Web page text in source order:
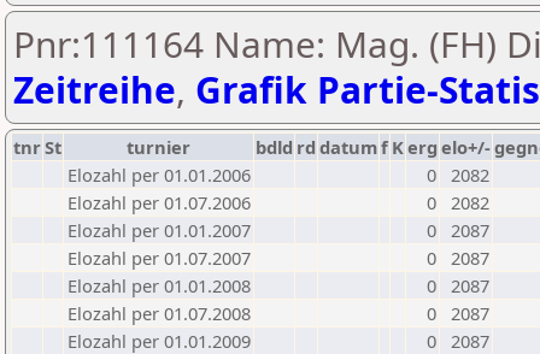
Pnr:111164 Name: Mag. (FH)
Zeitreihe, Grafik Partie-
tnrSt turnier bdld rd datumf Kerg elo+/-
Elozahl per 01.01.2006
0 2082
Elozahl per 01.07.2006
0 2082
Elozahl per 01.01.2007
0 2087
Elozahl per 01.07.2007
0 2087
Elozahl per 01.01.2008
0 2087
Elozahl per 01.07.2008
0 2087
Elozahl per 01.01.2009
0 2087